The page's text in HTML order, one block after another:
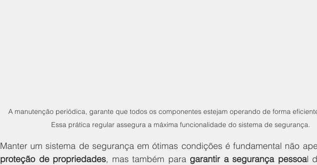
A manutenção periódica, garante que todos os componentes estejam operando de forma
Essa prática regular assegura a máxima funcionalidade do sistema de segurança.
proteção de propriedades, mas também para garantir a segurança pessoal